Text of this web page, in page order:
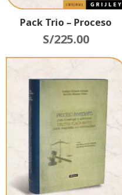
Pack Trio – Proceso
S/225.00